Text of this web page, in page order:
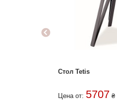
Стол Tetis
Цена от: 5707 ₴